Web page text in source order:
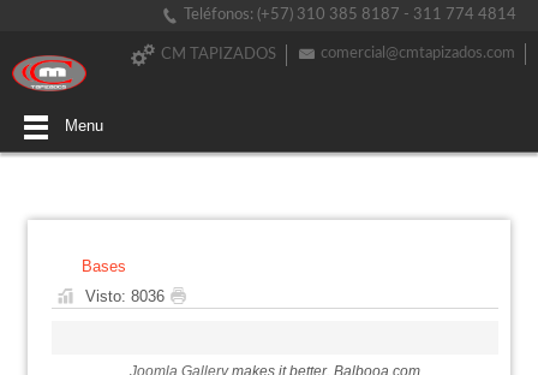
Teléfonos: (+57) 310 385 8187 - 311 774 4814
comercial@cmtapizados.com
CM TAPIZADOS
Menu
Bases
Visto: 8036
Joomla Gallerymakes it better. Balbooa.com